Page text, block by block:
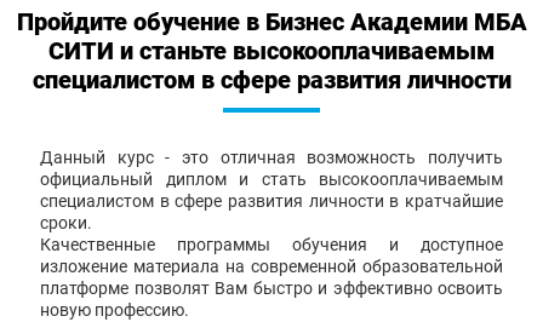
Пройдите обучение в Бизнес Академии МБА
СИТИ и станьте высокооплачиваемым
специалистом в сфере развития личности
Данный курс - это отличная возможность получить
официальный диплом и стать высокооплачиваемым
специалистом в сфере развития личности в кратчайшие
сроки.
Качественные программы обучения и доступное
изложение материала на современной образовательной
платформе позволят Вам быстро и эффективно освоить
новую профессию.